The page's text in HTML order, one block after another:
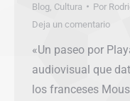
Blog Cultura Por
Deja un comentario
«Un paseo por
audiovisual que
los franceses